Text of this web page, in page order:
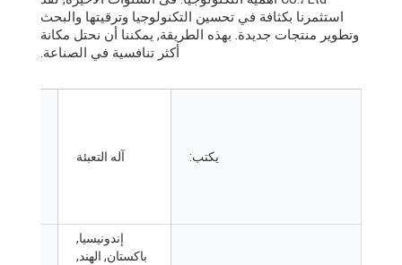
استثمرنا بكثافة في تحسين التكنولوجيا وترقيتها والبحث
وتطوير منتجات جديدة. بهذه الطريقة, يمكننا أن نحتل مكانة
أكثر تنافسية في الصناعة.
يكتب: آله التعبئة
إندونيسيا,
باكستان, الهند,